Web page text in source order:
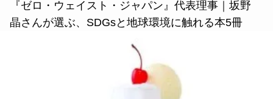
『ゼロ・ウェイスト・ジャパン』代表理事｜坂野
晶さんが選ぶ、SDGsと地球環境に触れる本5冊